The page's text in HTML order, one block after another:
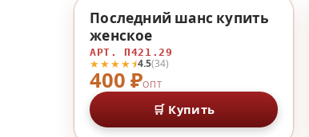
♡
400 ₽ОПТ
★★★★⯨4.5(34)
Последний шанс купить
женское
АРТ. П421.29
🛒 Купить